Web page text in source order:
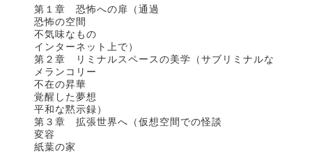
第１章 恐怖への扉（通過
恐怖の空間
不気味なもの
インターネット上で）
第２章 リミナルスペースの美学（サブリミナルな
メランコリー
不在の昇華
覚醒した夢想
平和な黙示録）
第３章 拡張世界へ（仮想空間での怪談
変容
紙葉の家